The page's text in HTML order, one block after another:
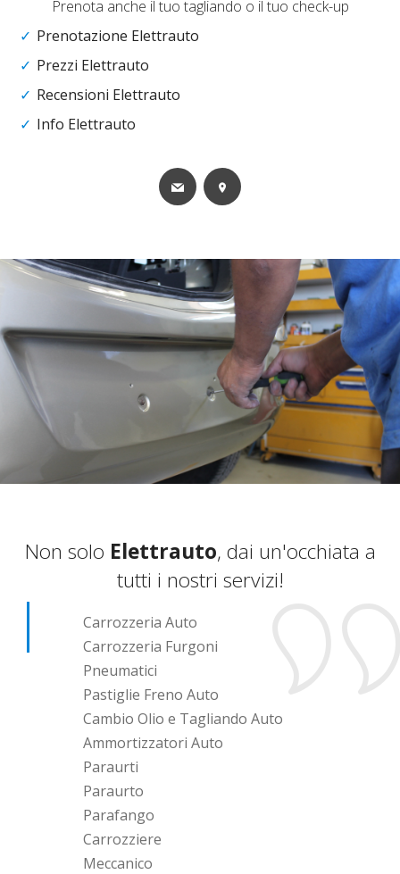
Prenota anche il tuo tagliando o il tuo check-up
Prenotazione Elettrauto
Prezzi Elettrauto
Recensioni Elettrauto
Info Elettrauto
Non solo Elettrauto, dai un'occhiata a
tutti i nostri servizi!
Carrozzeria Auto
Carrozzeria Furgoni
Pneumatici
Pastiglie Freno Auto
Cambio Olio e Tagliando Auto
Ammortizzatori Auto
Paraurti
Paraurto
Parafango
Carrozziere
Meccanico